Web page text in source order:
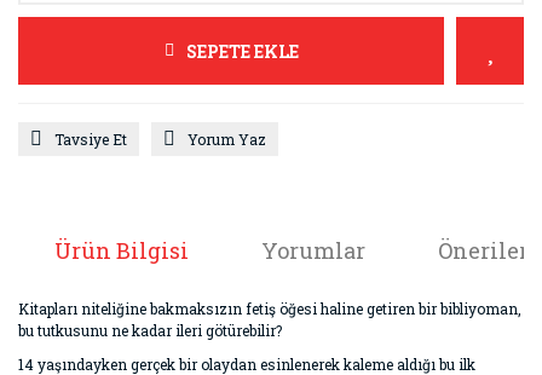
SEPETE EKLE
Tavsiye Et Yorum Yaz
Ürün Bilgisi Yorumlar
Kitapları niteliğine bakmaksızın fetiş öğesi haline getiren bir bibliyoman,
bu tutkusunu ne kadar ileri götürebilir?
14 yaşındayken gerçek bir olaydan esinlenerek kaleme aldığı bu ilk